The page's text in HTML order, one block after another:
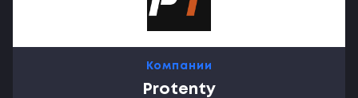
Компании
Protenty